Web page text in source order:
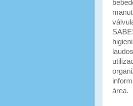
área.